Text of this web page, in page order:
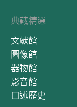
典藏精選
文獻館
圖像館
器物館
影音館
口述歷史